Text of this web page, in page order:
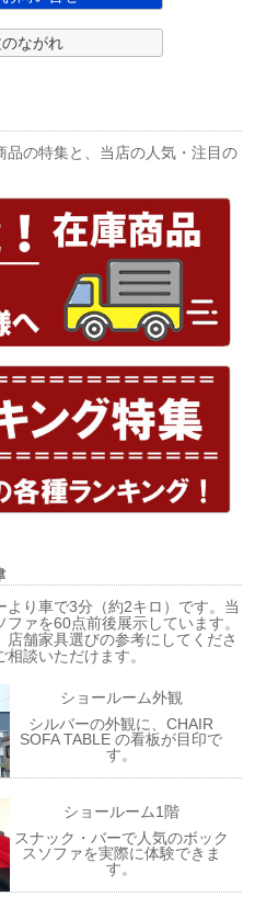
ながれ
品の特集と、当店の人気・注目の
り車で3分（約2キロ）です。当
ァを60点前後展示しています。
舗家具選びの参考にしてくださ
談いただけます。
ショールーム外観
シルバーの外観に、CHAIR
SOFA TABLE の看板が目印で
す。
ショールーム1階
スナック・バーで人気のボック
スソファを実際に体験できま
す。